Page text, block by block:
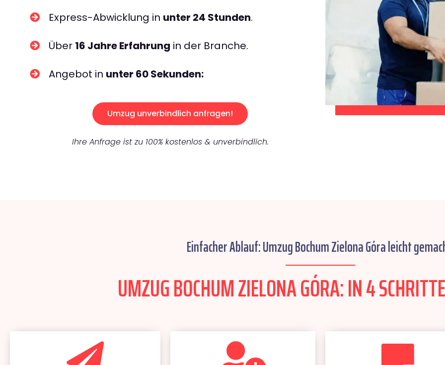
Express-Abwicklung in unter 24 Stunden.
Über 16 Jahre Erfahrung in der Branche.
Angebot in unter 60 Sekunden:
Umzug unverbindlich anfragen!
Ihre Anfrage ist zu 100% kostenlos & unverbindlich.
Einfacher Ablauf: Umzug Bochum Zielona Góra leicht
UMZUG BOCHUM ZIELONA GÓRA: IN 4